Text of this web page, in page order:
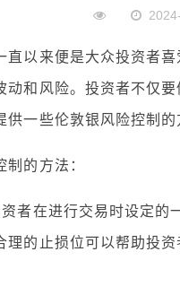
以来便是大众投资者
动和风险。投资者不仅
一些伦敦银风险控制
的方法：
者在进行交易时设定
理的止损位可以帮助投